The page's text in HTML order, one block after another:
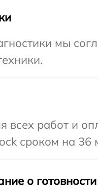
мы
всех работ и
сроком на 36
о готовности